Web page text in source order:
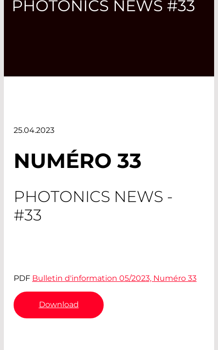
PHOTONICS NEWS #33
25.04.2023
NUMÉRO 33
PHOTONICS NEWS -
#33
PDF Bulletin d'information 05/2023, Numéro 33
Download